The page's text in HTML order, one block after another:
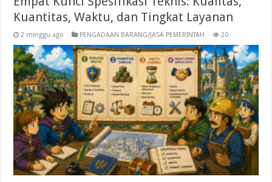
Kuantitas, Waktu, dan Tingkat Layanan
2 minggu ago PENGADAAN BARANG/JASA PEMERINTAH 20